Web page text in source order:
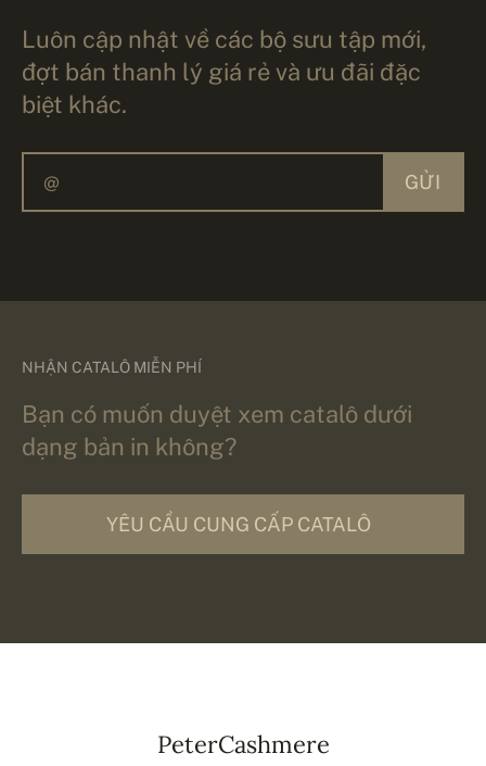
Luôn cập nhật về các bộ sưu tập mới,
đợt bán thanh lý giá rẻ và ưu đãi đặc
biệt khác.
GỬI
NHẬN CATALÔ MIỄN PHÍ
Bạn có muốn duyệt xem catalô dưới
dạng bản in không?
YÊU CẦU CUNG CẤP CATALÔ
PeterCashmere